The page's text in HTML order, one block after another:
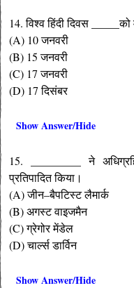
14. विश्व हिंदी दिवस _____को
(A) 10 जनवरी
(B) 15 जनवरी
(C) 17 जनवरी
(D) 17 दिसंबर
Show Answer/Hide
15. _________ ने
प्रतिपादित किया।
(A) जीन–बैपटिस्ट लैमार्क
(B) अगस्ट वाइजमैन
(C) ग्रेगोर मेंडेल
(D) चार्ल्स डार्विन
Show Answer/Hide